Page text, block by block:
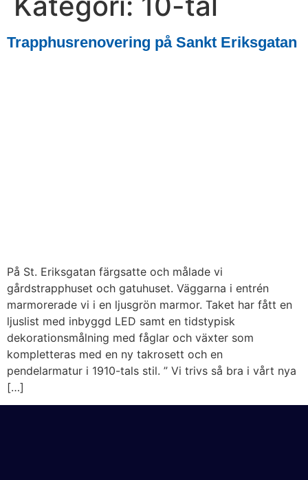
Trapphusrenovering på Sankt Eriksgatan
På St. Eriksgatan färgsatte och målade vi
gårdstrapphuset och gatuhuset. Väggarna i entrén
marmorerade vi i en ljusgrön marmor. Taket har fått en
ljuslist med inbyggd LED samt en tidstypisk
dekorationsmålning med fåglar och växter som
kompletteras med en ny takrosett och en
pendelarmatur i 1910-tals stil. ” Vi trivs så bra i vårt nya
[…]